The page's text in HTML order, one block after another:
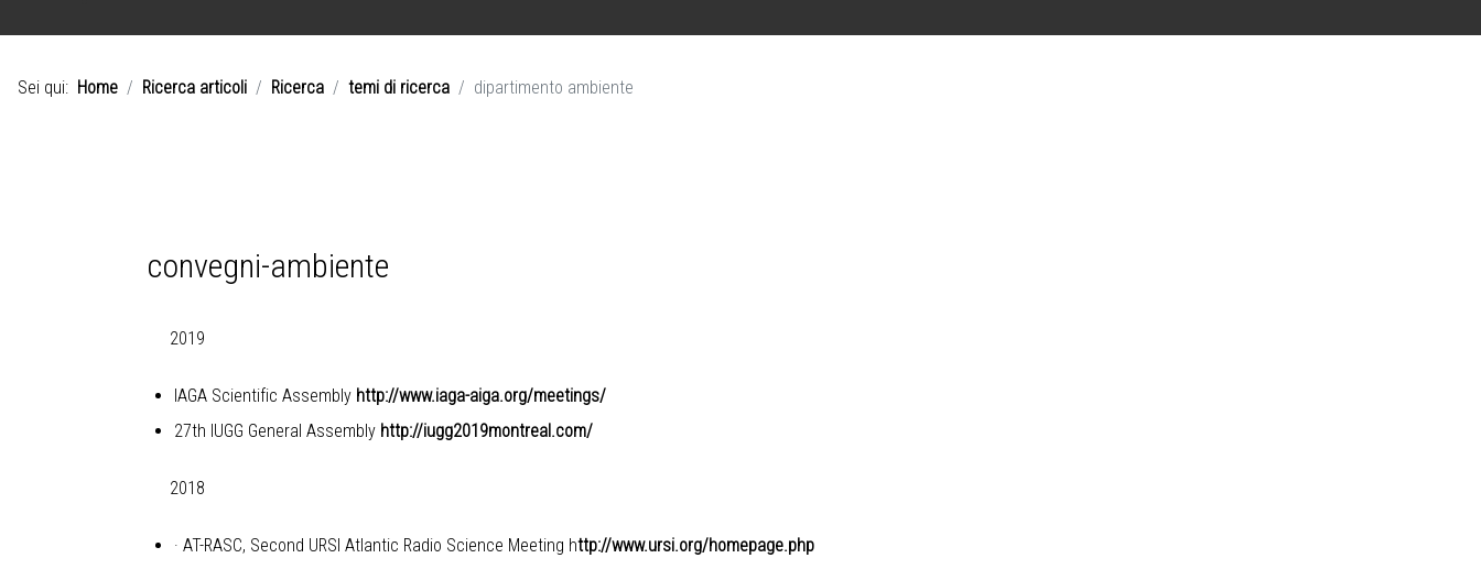
Sei qui: Home Ricerca articoli Ricerca temi di ricerca dipartimento ambiente
convegni-ambiente
2019
IAGA Scientific Assembly http://www.iaga-aiga.org/meetings/
27th IUGG General Assembly http://iugg2019montreal.com/
2018
· AT-RASC, Second URSI Atlantic Radio Science Meeting http://www.ursi.org/homepage.php